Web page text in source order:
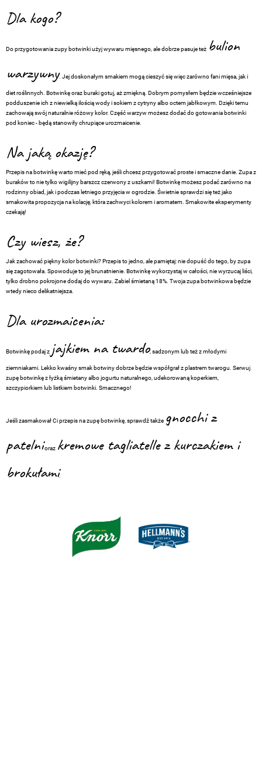
Dla kogo?
Do przygotowania zupy botwinki użyj wywaru mięsnego, ale dobrze pasuje też bulion
warzywny. Jej doskonałym smakiem mogą cieszyć się więc zarówno fani mięsa, jak i
diet roślinnych. Botwinkę oraz buraki gotuj, aż zmiękną. Dobrym pomysłem będzie wcześniejsze
podduszenie ich z niewielką ilością wody i sokiem z cytryny albo octem jabłkowym. Dzięki temu
zachowają swój naturalnie różowy kolor. Część warzyw możesz dodać do gotowania botwinki
pod koniec - będą stanowiły chrupiące urozmaicenie.
Na jaką okazję?
Przepis na botwinkę warto mieć pod ręką, jeśli chcesz przygotować proste i smaczne danie. Zupa z
buraków to nie tylko wigilijny barszcz czerwony z uszkami! Botwinkę możesz podać zarówno na
rodzinny obiad, jak i podczas letniego przyjęcia w ogrodzie. Świetnie sprawdzi się też jako
smakowita propozycja na kolację, która zachwyci kolorem i aromatem. Smakowite eksperymenty
czekają!
Czy wiesz, że?
Jak zachować piękny kolor botwinki? Przepis to jedno, ale pamiętaj: nie dopuść do tego, by zupa
się zagotowała. Spowoduje to jej brunatnienie. Botwinkę wykorzystaj w całości, nie wyrzucaj liści,
tylko drobno pokrojone dodaj do wywaru. Zabiel śmietaną 18%. Twoja zupa botwinkowa będzie
wtedy nieco delikatniejsza.
Dla urozmaicenia:
Botwinkę podaj z jajkiem na twardo, sadzonym lub też z młodymi
ziemniakami. Lekko kwaśny smak botwiny dobrze będzie współgrał z plastrem twarogu. Serwuj
zupę botwinkę z łyżką śmietany albo jogurtu naturalnego, udekorowaną koperkiem,
szczypiorkiem lub listkiem botwinki. Smacznego!
Jeśli zasmakował Ci przepis na zupę botwinkę, sprawdź także gnocchi z
patelnioraz kremowe tagliatelle z kurczakiem i
brokułami.